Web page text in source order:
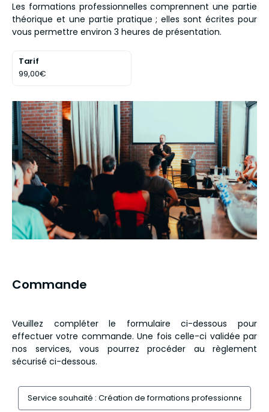
Les formations professionnelles comprennent une partie
théorique et une partie pratique ; elles sont écrites pour
vous permettre environ 3 heures de présentation.
Tarif
99,00€
Commande
Veuillez compléter le formulaire ci-dessous pour
effectuer votre commande. Une fois celle-ci validée par
nos services, vous pourrez procéder au règlement
sécurisé ci-dessous.